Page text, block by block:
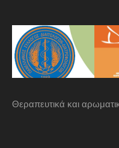
Θεραπευτικά και